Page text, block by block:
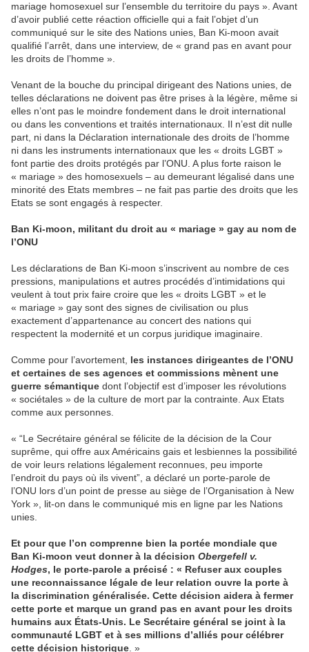
mariage homosexuel sur l’ensemble du territoire du pays ». Avant
d’avoir publié cette réaction officielle qui a fait l’objet d’un
communiqué sur le site des Nations unies, Ban Ki-moon avait
qualifié l’arrêt, dans une interview, de « grand pas en avant pour
les droits de l’homme ».
Venant de la bouche du principal dirigeant des Nations unies, de
telles déclarations ne doivent pas être prises à la légère, même si
elles n’ont pas le moindre fondement dans le droit international
ou dans les conventions et traités internationaux. Il n’est dit nulle
part, ni dans la Déclaration internationale des droits de l’homme
ni dans les instruments internationaux que les « droits LGBT »
font partie des droits protégés par l’ONU. A plus forte raison le
« mariage » des homosexuels – au demeurant légalisé dans une
minorité des Etats membres – ne fait pas partie des droits que les
Etats se sont engagés à respecter.
Ban Ki-moon, militant du droit au « mariage » gay au nom de
l’ONU
Les déclarations de Ban Ki-moon s’inscrivent au nombre de ces
pressions, manipulations et autres procédés d’intimidations qui
veulent à tout prix faire croire que les « droits LGBT » et le
« mariage » gay sont des signes de civilisation ou plus
exactement d’appartenance au concert des nations qui
respectent la modernité et un corpus juridique imaginaire.
Comme pour l’avortement, les instances dirigeantes de l’ONU
et certaines de ses agences et commissions mènent une
guerre sémantique dont l’objectif est d’imposer les révolutions
« sociétales » de la culture de mort par la contrainte. Aux Etats
comme aux personnes.
« “Le Secrétaire général se félicite de la décision de la Cour
suprême, qui offre aux Américains gais et lesbiennes la possibilité
de voir leurs relations légalement reconnues, peu importe
l’endroit du pays où ils vivent”, a déclaré un porte-parole de
l’ONU lors d’un point de presse au siège de l’Organisation à New
York », lit-on dans le communiqué mis en ligne par les Nations
unies.
Et pour que l’on comprenne bien la portée mondiale que
Ban Ki-moon veut donner à la décision Obergefell v.
Hodges, le porte-parole a précisé : « Refuser aux couples
une reconnaissance légale de leur relation ouvre la porte à
la discrimination généralisée. Cette décision aidera à fermer
cette porte et marque un grand pas en avant pour les droits
humains aux États-Unis. Le Secrétaire général se joint à la
communauté LGBT et à ses millions d’alliés pour célébrer
cette décision historique . »